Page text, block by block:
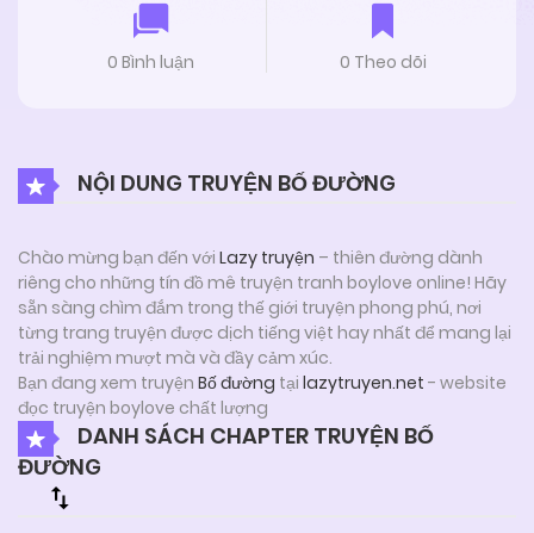
0 Bình luận 0 Theo dõi
NỘI DUNG TRUYỆN BỐ ĐƯỜNG
Chào mừng bạn đến với Lazy truyện – thiên đường dành
riêng cho những tín đồ mê truyện tranh boylove online! Hãy
sẵn sàng chìm đắm trong thế giới truyện phong phú, nơi
từng trang truyện được dịch tiếng việt hay nhất để mang lại
trải nghiệm mượt mà và đầy cảm xúc.
Bạn đang xem truyện Bố đường tại lazytruyen.net - website
đọc truyện boylove chất lượng
DANH SÁCH CHAPTER TRUYỆN BỐ
ĐƯỜNG